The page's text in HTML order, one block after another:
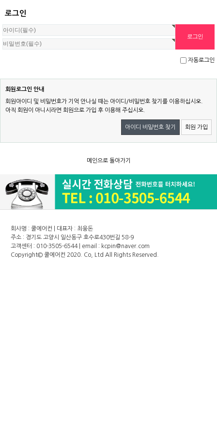
로그인
자동로그인
회원로그인 안내
회원아이디 및 비밀번호가 기억 안나실 때는 아이디/비밀번호 찾기를 이용하십시오.
아직 회원이 아니시라면 회원으로 가입 후 이용해 주십시오.
아이디 비밀번호 찾기 회원 가입
메인으로 돌아가기
회사명 : 쿨에어컨 | 대표자 : 최웅돈
주소 : 경기도 고양시 일산동구 호수로430번길 58-9
고객센터 : 010-3505-6544 | email : kcpin@naver.com
Copyright©쿨에어컨 2020. Co, Ltd All Rights Reserved.